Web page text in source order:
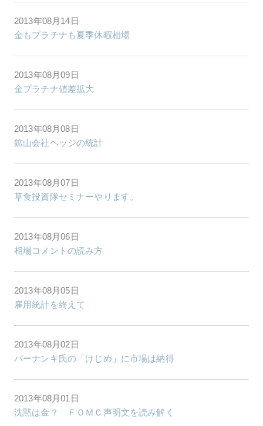
2013年08月14日
金もプラチナも夏季休暇相場
2013年08月09日
金プラチナ値差拡大
2013年08月08日
鉱山会社ヘッジの統計
2013年08月07日
草食投資隊セミナーやります。
2013年08月06日
相場コメントの読み方
2013年08月05日
雇用統計を終えて
2013年08月02日
バーナンキ氏の「けじめ」に市場は納得
2013年08月01日
沈黙は金？ ＦＯＭＣ声明文を読み解く